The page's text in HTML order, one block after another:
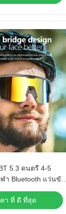
5.3 ดนตรี 4-5
า Bluetooth แว่นขับ
า ที่ ดี ที่สุด